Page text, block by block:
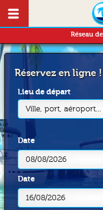
Réseau
Réservez en ligne !
Lieu de départ
Ville, port, aéroport...
Date
Date